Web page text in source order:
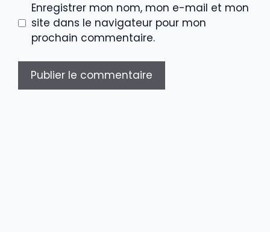
Enregistrer mon nom, mon e-mail et mon
site dans le navigateur pour mon
prochain commentaire.